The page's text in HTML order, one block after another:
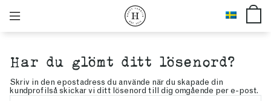
Har du glömt ditt lösenord?
Skriv in den epostadress du använde när du skapade din
kundprofilså skickar vi ditt lösenord till dig omgående per e-post.